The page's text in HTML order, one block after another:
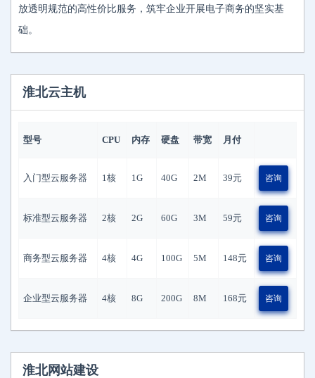
放透明规范的高性价比服务，筑牢企业开展电子商务的坚实基
础。
淮北云主机
型号 CPU 内存 硬盘 带宽 月付
入门型云服务器 1核 1G 40G 2M 39元 咨询
标准型云服务器 2核 2G 60G 3M 59元 咨询
商务型云服务器 4核 4G 100G 5M 148元 咨询
企业型云服务器 4核 8G 200G 8M 168元 咨询
淮北网站建设